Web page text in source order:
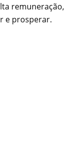
remuneração,
e prosperar.